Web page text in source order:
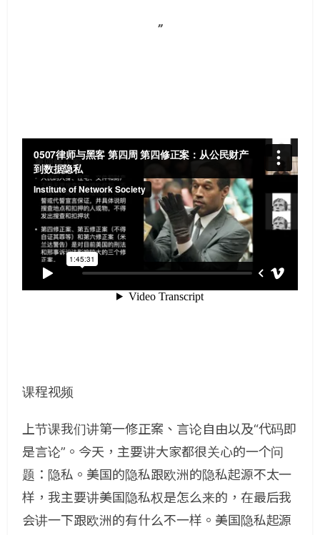
”
课程视频
上节课我们讲第一修正案、言论自由以及“代码即
是言论”。今天，主要讲大家都很关心的一个问
题：隐私。美国的隐私跟欧洲的隐私起源不太一
样，我主要讲美国隐私权是怎么来的，在最后我
会讲一下跟欧洲的有什么不一样。美国隐私起源